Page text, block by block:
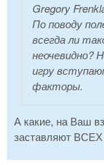
Gregory
По поводу
всегда ли
неочевидно?
игру
факторы.
А какие, на Ваш
заставляют ВСЕХ